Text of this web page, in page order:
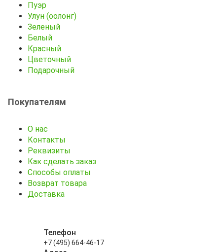
Пуэр
Улун (оолонг)
Зеленый
Белый
Красный
Цветочный
Подарочный
Покупателям
О нас
Контакты
Реквизиты
Как сделать заказ
Способы оплаты
Возврат товара
Доставка
Телефон
+7 (495) 664-46-17